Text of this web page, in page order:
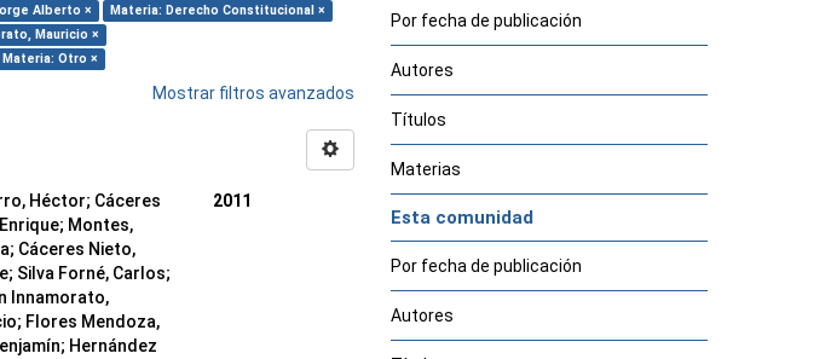
Alberto ×
Materia: Derecho Constitucional ×
Mauricio ×
Materia: Otro ×
Mostrar filtros avanzados
Héctor; Cáceres
; Montes,
; Cáceres Nieto,
; Silva Forné, Carlos;
Innamorato,
; Flores Mendoza,
; Hernández
2011
Por fecha de publicación
Autores
Títulos
Materias
Esta comunidad
Por fecha de publicación
Autores